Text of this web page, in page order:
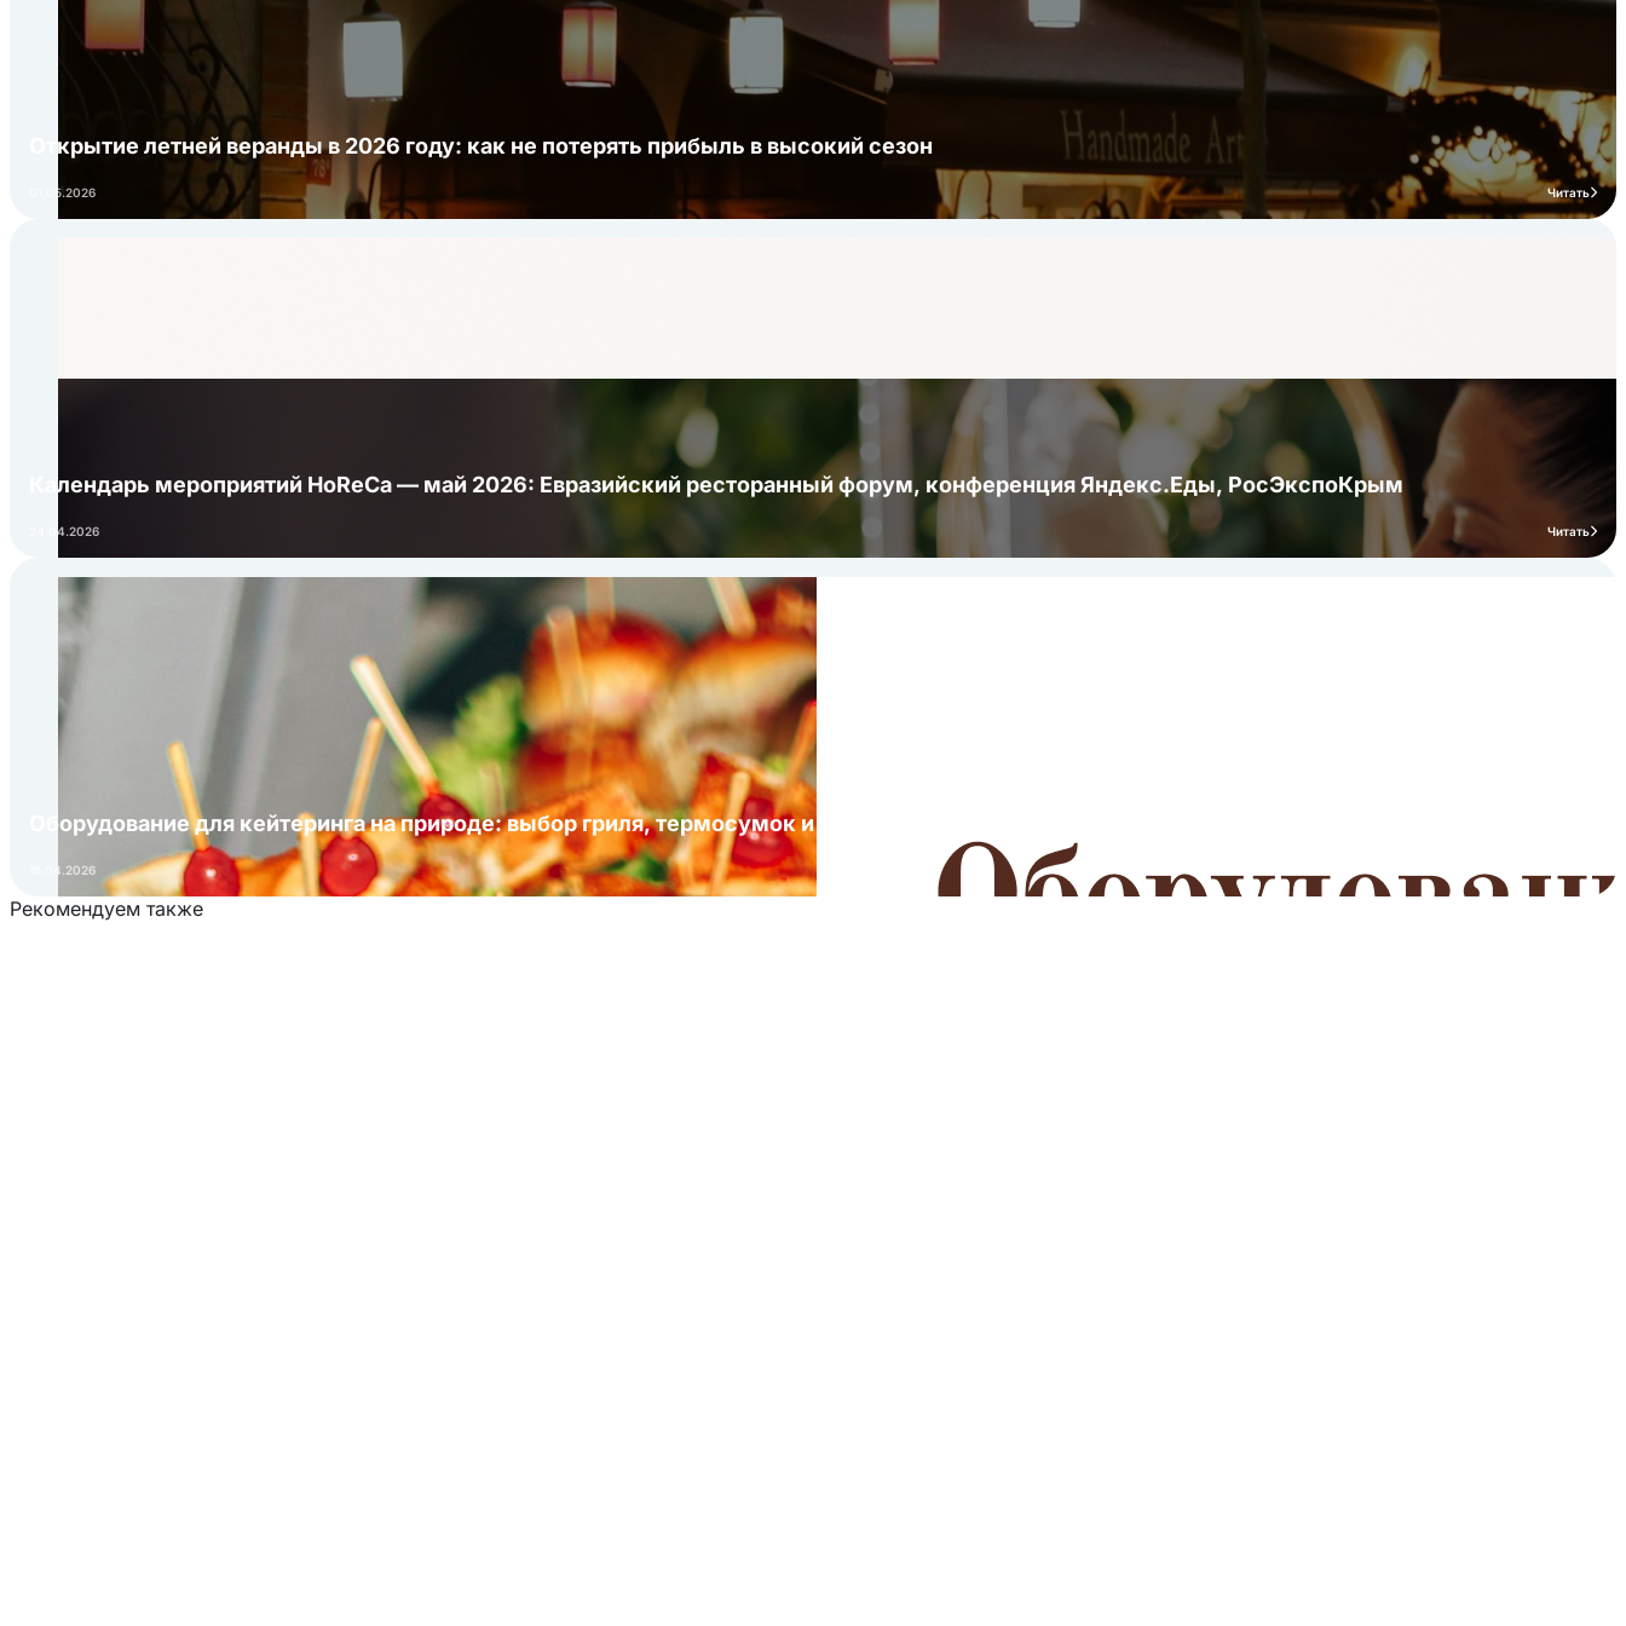
Открытие летней веранды в 2026 году: как не потерять прибыль в высокий сезон
01.05.2026 Читать
Календарь мероприятий HoReCa — май 2026: Евразийский ресторанный форум, конференция Яндекс.Еды, РосЭкспоКрым
24.04.2026 Читать
Оборудование для кейтеринга на природе: выбор гриля, термосумок и посуды для выездных мероприятий
16.04.2026
Рекомендуем также